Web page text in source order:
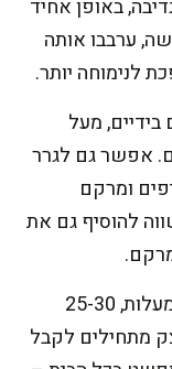
באופן אחיד
ערבבו אותה
לנימוחה יותר.
מעל
אפשר גם לגרר
ומרקם
להוסיף גם את
אופים בתנור שחומם מראש ל180 מעלות, 25-30
מתחילים לקבל